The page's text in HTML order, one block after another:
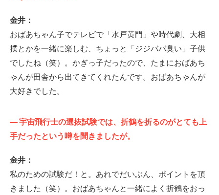
金井：
おばあちゃん子でテレビで「水戸黄門」や時代劇、大相
撲とかを一緒に楽しむ、ちょっと「ジジババ臭い」子供
でしたね（笑）。かぎっ子だったので、たまにおばあち
ゃんが田舎から出てきてくれたんです。おばあちゃんが
大好きでした。
—宇宙飛行士の選抜試験では、折鶴を折るのがとても上
手だったという噂を聞きましたが。
金井：
私のための試験だ！と。あれでだいぶん、ポイントを頂
きました（笑）。おばあちゃんと一緒によく折鶴をおっ